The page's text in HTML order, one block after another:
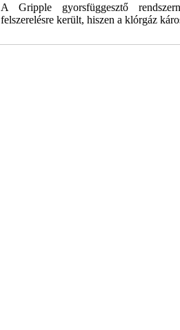
A Gripple gyorsfüggesztő
felszerelésre került, hiszen a klórgáz